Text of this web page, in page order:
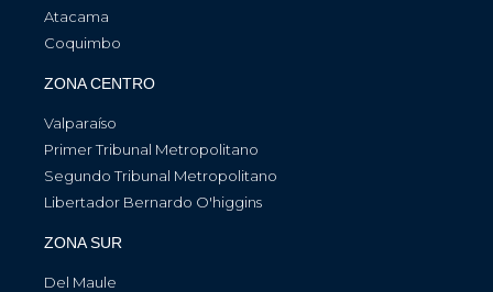
Atacama
Coquimbo
ZONA CENTRO
Valparaíso
Primer Tribunal Metropolitano
Segundo Tribunal Metropolitano
Libertador Bernardo O'higgins
ZONA SUR
Del Maule